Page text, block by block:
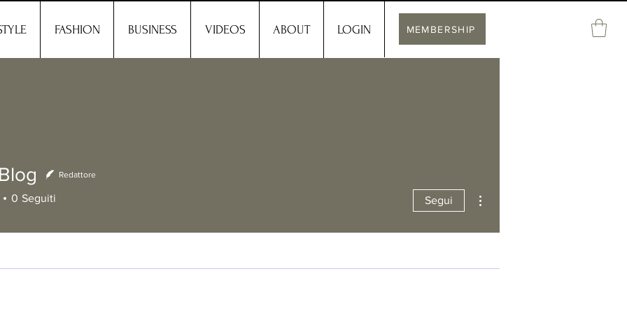
FASHION BUSINESS VIDEOS ABOUT LOGIN MEMBERSHIP
Redattore
0 Seguiti Segui